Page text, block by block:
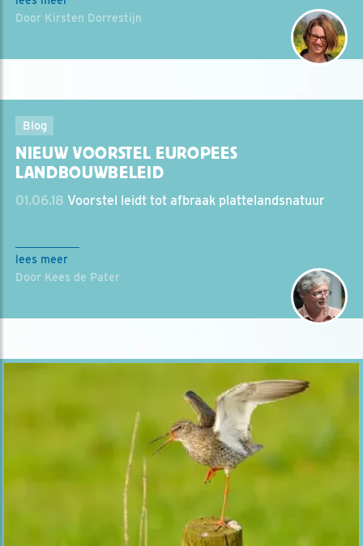
Door Kirsten Dorrestijn
Blog
NIEUW VOORSTEL EUROPEES
LANDBOUWBELEID
01.06.18 Voorstel leidt tot afbraak plattelandsnatuur
lees meer
Door Kees de Pater